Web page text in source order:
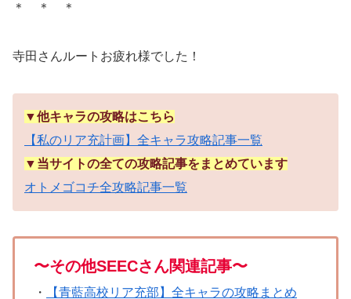
＊ ＊ ＊
寺田さんルートお疲れ様でした！
▼他キャラの攻略はこちら
【私のリア充計画】全キャラ攻略記事一覧
▼当サイトの全ての攻略記事をまとめています
オトメゴコチ全攻略記事一覧
〜その他SEECさん関連記事〜
・ 【青藍高校リア充部】全キャラの攻略まとめ